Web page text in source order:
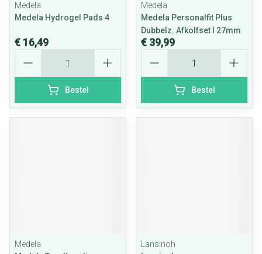
Medela
Medela Hydrogel Pads 4
€ 16,49
Bestel
Medela
Medela Personalfit Plus
Dubbelz. Afkolfset l 27mm
€ 39,99
Bestel
Medela
Lansinoh